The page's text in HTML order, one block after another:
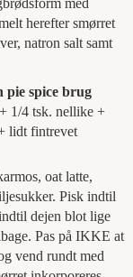
med
herefter smørret
natron salt samt
spice brug
1/4 tsk. nellike +
lidt fintrevet
oat latte,
Pisk indtil
dejen blot lige
Pas på IKKE at
vend rundt med